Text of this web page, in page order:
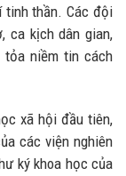
tinh thần. Các đội
ca kịch dân gian,
tỏa niềm tin cách
xã hội đầu tiên,
các viện nghiên
ký khoa học của